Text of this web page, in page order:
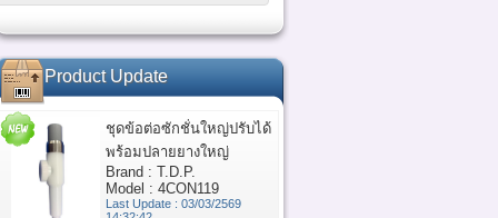
Product Update
ชุดข้อต่อซักชั่นใหญ่ปรับได้
พร้อมปลายยางใหญ่
Brand : T.D.P.
Model : 4CON119
Last Update : 03/03/2569